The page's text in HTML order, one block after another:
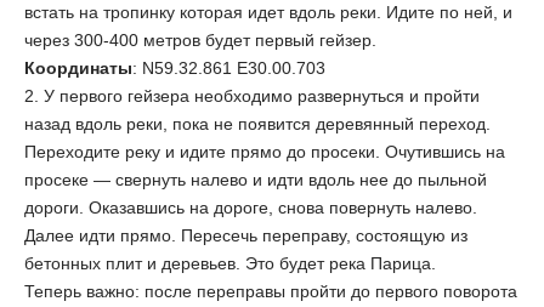
встать на тропинку которая идет вдоль реки. Идите по ней, и
через 300-400 метров будет первый гейзер.
Координаты: N59.32.861 E30.00.703
2. У первого гейзера необходимо развернуться и пройти
назад вдоль реки, пока не появится деревянный переход.
Переходите реку и идите прямо до просеки. Очутившись на
просеке — свернуть налево и идти вдоль нее до пыльной
дороги. Оказавшись на дороге, снова повернуть налево.
Далее идти прямо. Пересечь переправу, состоящую из
бетонных плит и деревьев. Это будет река Парица.
Теперь важно: после переправы пройти до первого поворота